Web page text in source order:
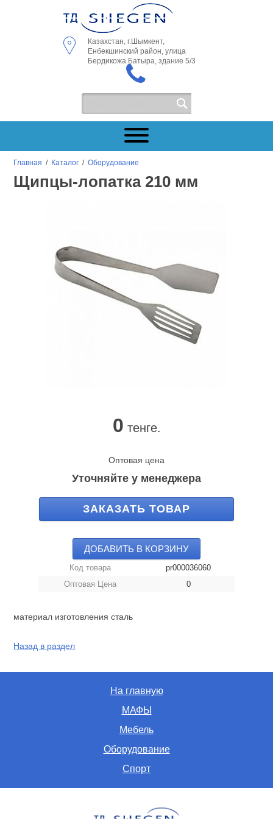
Казахстан, г.Шымкент,
Енбекшинский район, улица
Бердикожа Батыра, здание 5/3
Главная / Каталог /Оборудование
Щипцы-лопатка 210 мм
0 тенге.
Оптовая цена
Уточняйте у менеджера
ЗАКАЗАТЬ ТОВАР
ДОБАВИТЬ В КОРЗИНУ
Код товара
pr000036060
Оптовая Цена
0
материал изготовления сталь
Назад в раздел
На главную
МАФЫ
Мебель
Оборудование
Спорт